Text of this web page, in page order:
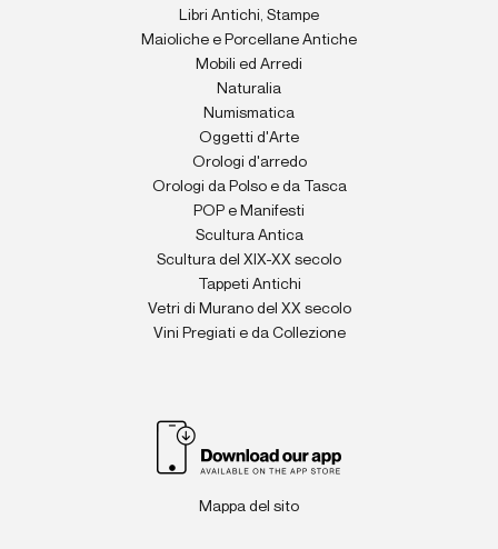
Libri Antichi, Stampe
Maioliche e Porcellane Antiche
Mobili ed Arredi
Naturalia
Numismatica
Oggetti d'Arte
Orologi d'arredo
Orologi da Polso e da Tasca
POP e Manifesti
Scultura Antica
Scultura del XIX-XX secolo
Tappeti Antichi
Vetri di Murano del XX secolo
Vini Pregiati e da Collezione
Mappa del sito